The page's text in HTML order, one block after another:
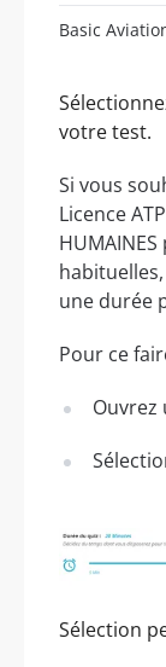
Basic
votre test.
Si vous
Licence
une durée
Pour ce
Ouvrez
Sélection